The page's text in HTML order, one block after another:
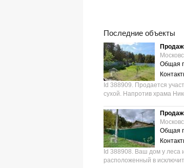
Последние объекты
Общая
Id 388909. Продается
сухой. Напротив храма
Общая
Id 388908. Ваш дом у леса
расположенный в